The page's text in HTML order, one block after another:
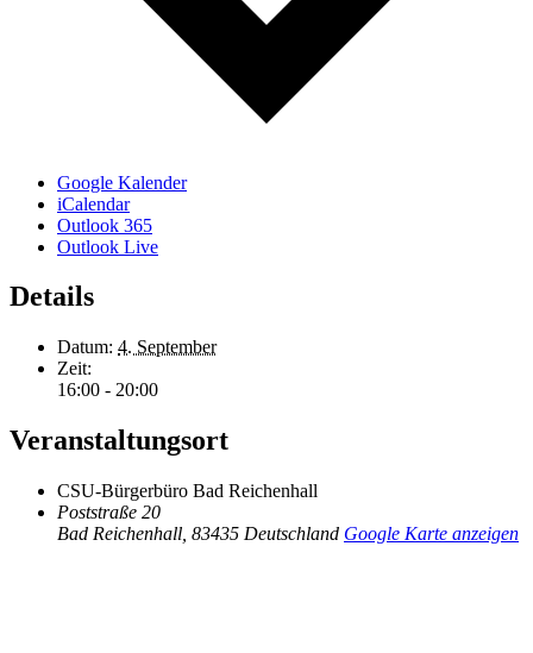
Google Kalender
iCalendar
Outlook 365
Outlook Live
Details
Datum: 4. September
Zeit:
16:00 - 20:00
Veranstaltungsort
CSU-Bürgerbüro Bad Reichenhall
Poststraße 20
Bad Reichenhall 83435 Deutschland Google Karte anzeigen